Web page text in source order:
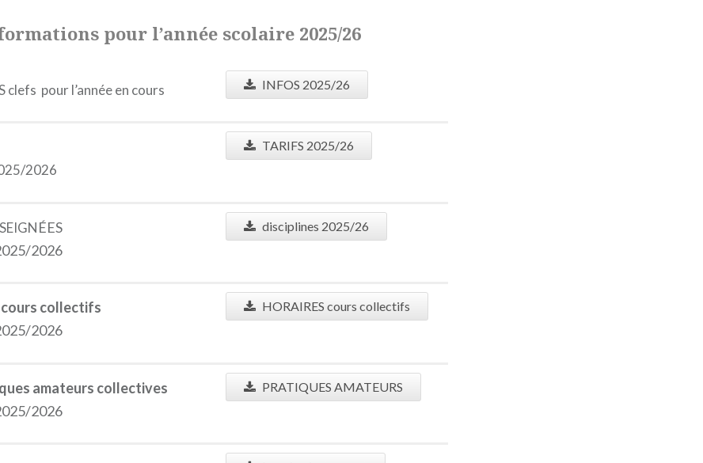
pour l’année scolaire 2025/26
clefs pour l’année en cours INFOS 2025/26
2026
TARIFS 2025/26
ÉES
2026
disciplines 2025/26
cours collectifs
2026
HORAIRES cours collectifs
amateurs collectives
2026
PRATIQUES AMATEURS